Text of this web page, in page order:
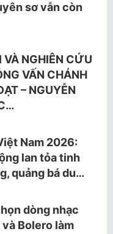
sơ vẫn còn
VÀ NGHIÊN CỨU
VẤN CHÁNH
– NGUYỄN
Nam 2026:
lan tỏa tinh
quảng bá du…
dòng nhạc
Bolero làm